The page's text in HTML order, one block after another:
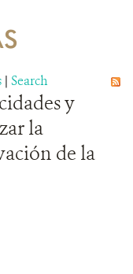
| Search
y
la
de la